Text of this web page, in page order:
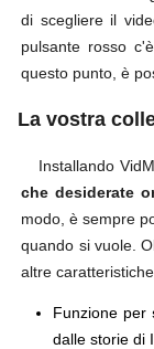
di scegliere il
pulsante rosso
questo punto, è
La vostra
Installando
che desiderate
modo, è sempre
quando si vuole.
altre
Funzione per
dalle storie di